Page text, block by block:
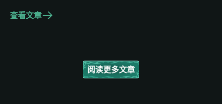
查看文章
阅读更多文章